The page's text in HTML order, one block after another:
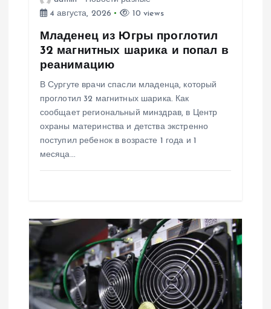
4 августа, 2026
10 views
Младенец из Югры проглотил
32 магнитных шарика и попал в
реанимацию
В Сургуте врачи спасли младенца, который
проглотил 32 магнитных шарика. Как
сообщает региональный минздрав, в Центр
охраны материнства и детства экстренно
поступил ребенок в возрасте 1 года и 1
месяца…